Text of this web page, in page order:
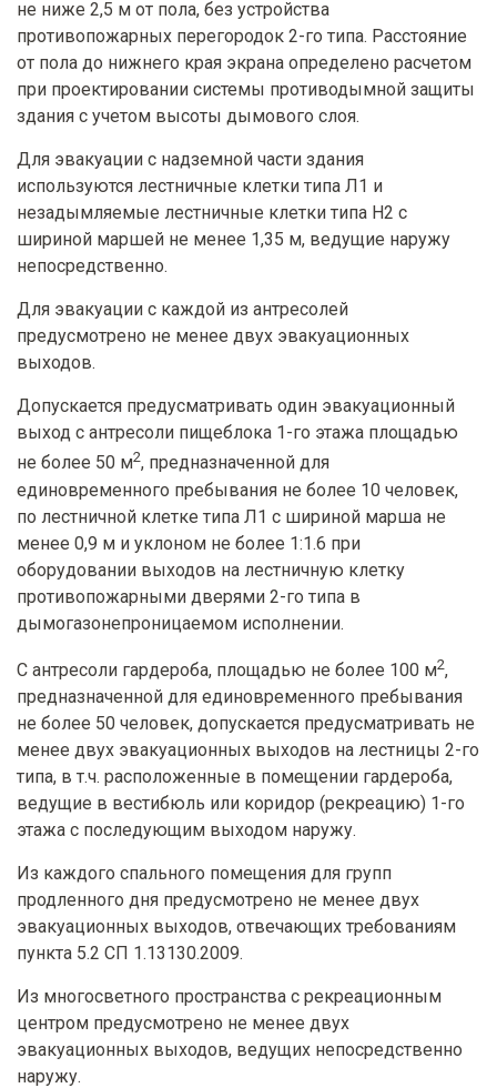
не ниже 2,5 м от пола, без устройства
противопожарных перегородок 2-го типа. Расстояние
от пола до нижнего края экрана определено расчетом
при проектировании системы противодымной защиты
здания с учетом высоты дымового слоя.
Для эвакуации с надземной части здания
используются лестничные клетки типа Л1 и
незадымляемые лестничные клетки типа Н2 с
шириной маршей не менее 1,35 м, ведущие наружу
непосредственно.
Для эвакуации с каждой из антресолей
предусмотрено не менее двух эвакуационных
выходов.
Допускается предусматривать один эвакуационный
выход с антресоли пищеблока 1-го этажа площадью
не более 50 м2, предназначенной для
единовременного пребывания не более 10 человек,
по лестничной клетке типа Л1 с шириной марша не
менее 0,9 м и уклоном не более 1:1.6 при
оборудовании выходов на лестничную клетку
противопожарными дверями 2-го типа в
дымогазонепроницаемом исполнении.
С антресоли гардероба, площадью не более 100 м2,
предназначенной для единовременного пребывания
не более 50 человек, допускается предусматривать не
менее двух эвакуационных выходов на лестницы 2-го
типа, в т.ч. расположенные в помещении гардероба,
ведущие в вестибюль или коридор (рекреацию) 1-го
этажа с последующим выходом наружу.
Из каждого спального помещения для групп
продленного дня предусмотрено не менее двух
эвакуационных выходов, отвечающих требованиям
пункта 5.2 СП 1.13130.2009.
Из многосветного пространства с рекреационным
центром предусмотрено не менее двух
эвакуационных выходов, ведущих непосредственно
наружу.